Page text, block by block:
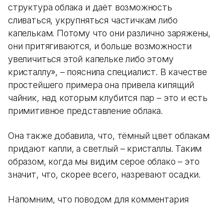
структура облака и даёт возможность
сливаться, укрупняться частичкам либо
капелькам. Потому что они различно заряжены,
они притягиваются, и больше возможности
увеличиться этой капельке либо этому
кристаллу», – пояснила специалист. В качестве
простейшего примера она привела кипящий
чайник, над которым клубится пар – это и есть
примитивное представление облака.
Она также добавила, что, тёмный цвет облакам
придают капли, а светлый – кристаллы. Таким
образом, когда мы видим серое облако – это
значит, что, скорее всего, назревают осадки.
Напомним, что поводом для комментария